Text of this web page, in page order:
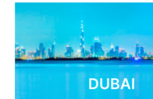
DUBAI